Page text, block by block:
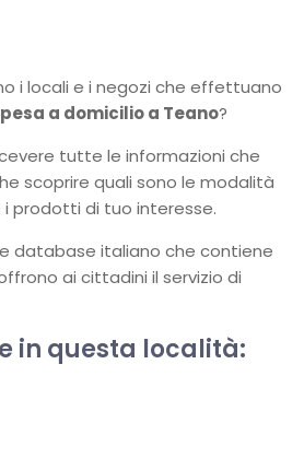
i locali e i negozi che effettuano
a domicilio a Teano?
tutte le informazioni che
scoprire quali sono le modalità
prodotti di tuo interesse.
database italiano che contiene
ai cittadini il servizio di
in questa località: